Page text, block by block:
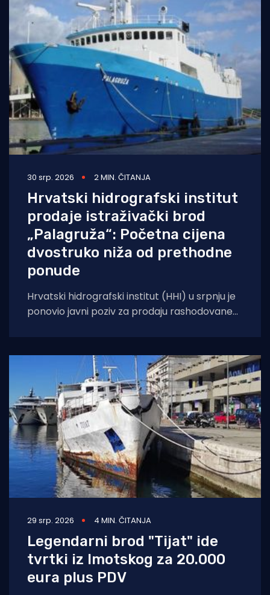
30 srp. 2026 2 MIN. ČITANJA
Hrvatski hidrografski institut
prodaje istraživački brod
„Palagruža“: Početna cijena
dvostruko niža od prethodne
ponude
Hrvatski hidrografski institut (HHI) u srpnju je
ponovio javni poziv za prodaju rashodovane
29 srp. 2026 4 MIN. ČITANJA
Legendarni brod "Tijat" ide
tvrtki iz Imotskog za 20.000
eura plus PDV